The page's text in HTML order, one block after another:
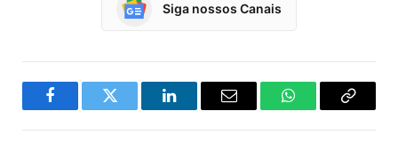
Siga nossos Canais
FacebookTwitter LinkedInEmail WhatsAppCopy